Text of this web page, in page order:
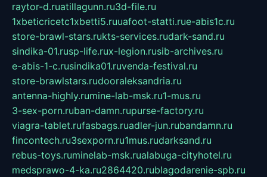
raytor-d.ruatillagunn.ru3d-file.ru
1xbeticricetc1xbetti5.ruuafoot-statti.rue-abis1c.ru
store-brawl-stars.rukts-services.rudark-sand.ru
sindika-01.rusp-life.rux-legion.rusib-archives.ru
e-abis-1-c.rusindika01.ruvenda-festival.ru
store-brawlstars.rudooraleksandria.ru
antenna-highly.rumine-lab-msk.ru1-mus.ru
3-sex-porn.ruban-damn.rupurse-factory.ru
viagra-tablet.rufasbags.ruadler-jun.rubandamn.ru
fincontech.ru3sexporn.ru1mus.rudarksand.ru
rebus-toys.ruminelab-msk.rualabuga-cityhotel.ru
medsprawo-4-ka.ru2864420.rublagodarenie-spb.ru